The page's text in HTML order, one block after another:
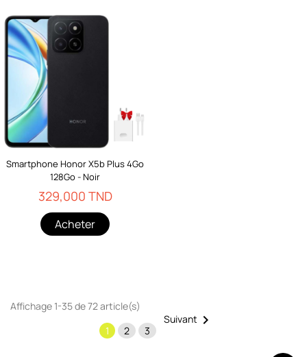
Smartphone Honor X5b Plus 4Go
128Go - Noir
329,000 TND
Acheter
Affichage 1-35 de 72 article(s)
1
2 3
Suivant 